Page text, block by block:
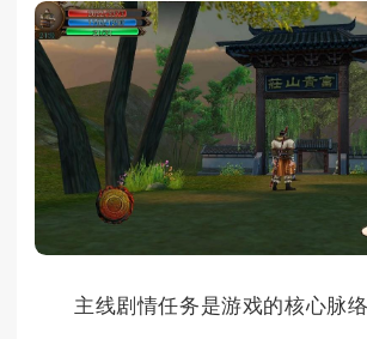
主线剧情任务是游戏的核心脉